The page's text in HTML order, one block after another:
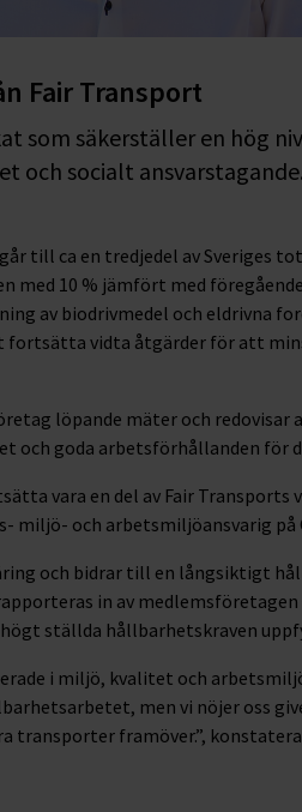
Fair Transport
som säkerställer en hög
och socialt
till ca en tredjedel av Sveriges
med 10 % jämfört med
av biodrivmedel och eldrivna
vidta åtgärder för att
löpande mäter och redovisar
och goda arbetsförhållanden för
vara en del av Fair Transports
miljö- och arbetsmiljöansvarig på
och bidrar till en långsiktigt
in av
ställda hållbarhetskraven
i miljö, kvalitet och
men vi nöjer oss
transporter framöver.”,